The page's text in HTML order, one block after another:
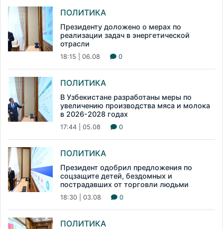
ПОЛИТИКА
Президенту доложено о мерах по
реализации задач в энергетической
отрасли
18:15 | 06.08 0
ПОЛИТИКА
В Узбекистане разработаны меры по
увеличению производства мяса и молока
в 2026-2028 годах
17:44 | 05.08 0
ПОЛИТИКА
Президент одобрил предложения по
соцзащите детей, бездомных и
пострадавших от торговли людьми
18:30 | 03.08 0
ПОЛИТИКА